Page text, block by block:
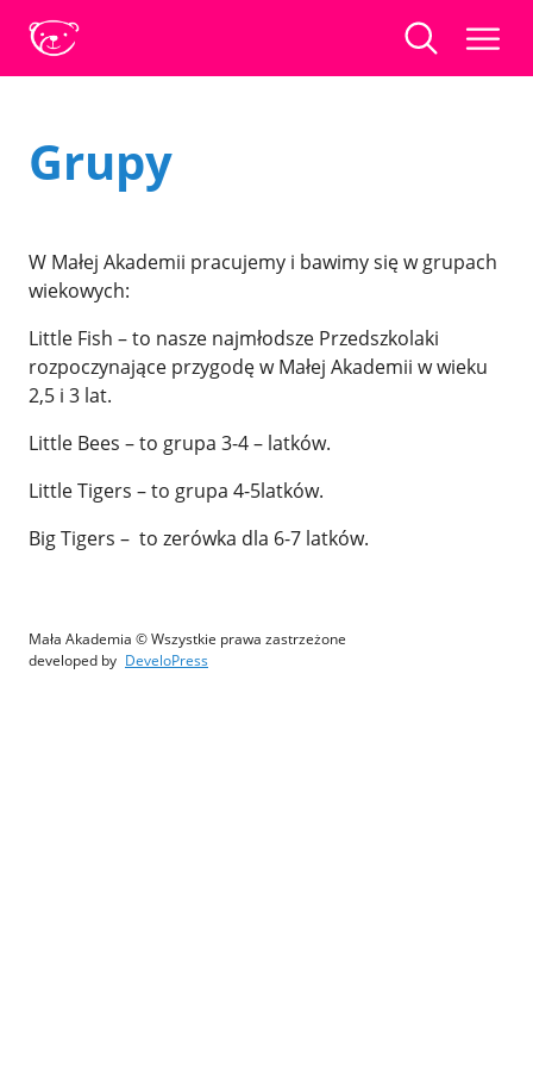
Grupy
W Małej Akademii pracujemy i bawimy się w grupach
wiekowych:
Little Fish – to nasze najmłodsze Przedszkolaki
rozpoczynające przygodę w Małej Akademii w wieku
2,5 i 3 lat.
Little Bees – to grupa 3-4 – latków.
Little Tigers – to grupa 4-5latków.
Big Tigers – to zerówka dla 6-7 latków.
Mała Akademia © Wszystkie prawa zastrzeżone
developed by DeveloPress